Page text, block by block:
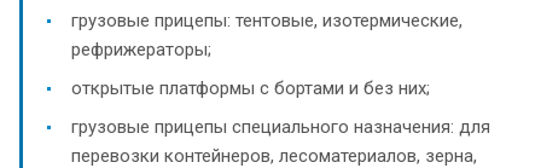
грузовые прицепы: тентовые, изотермические,
рефрижераторы;
открытые платформы с бортами и без них;
грузовые прицепы специального назначения: для
перевозки контейнеров, лесоматериалов, зерна,